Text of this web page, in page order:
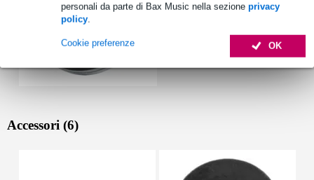
personali da parte di Bax Music nella sezione privacy
policy.
OK
Cookie preferenze
Accessori (6)